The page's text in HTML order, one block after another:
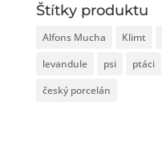
Štítky produktu
Alfons Mucha Klimt
levandule
psi ptáci
český porcelán